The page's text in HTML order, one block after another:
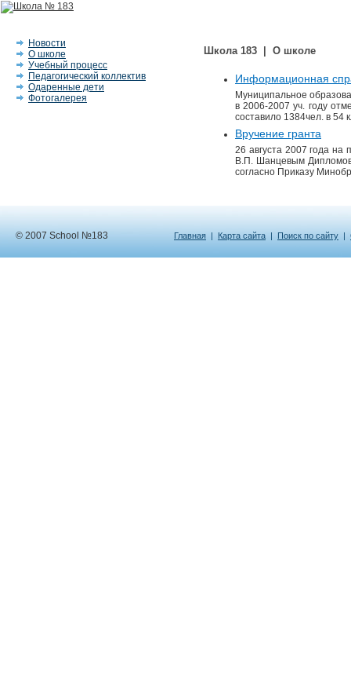
Новости
О школе
Учебный процесс
Педагогический коллектив
Одаренные дети
Фотогалерея
Школа 183 | О школе
Информационная
Муниципальное
в 2006-2007 уч. году
составило 1384чел. в 54
Вручение гранта
26 августа 2007 года на
В.П. Шанцевым Дипломов
согласно Приказу
© 2007 School №183 Главная | Карта сайта | Поиск по сайту |